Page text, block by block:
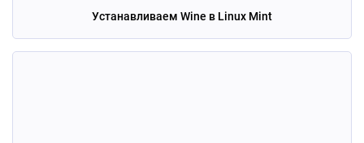
Устанавливаем Wine в Linux Mint